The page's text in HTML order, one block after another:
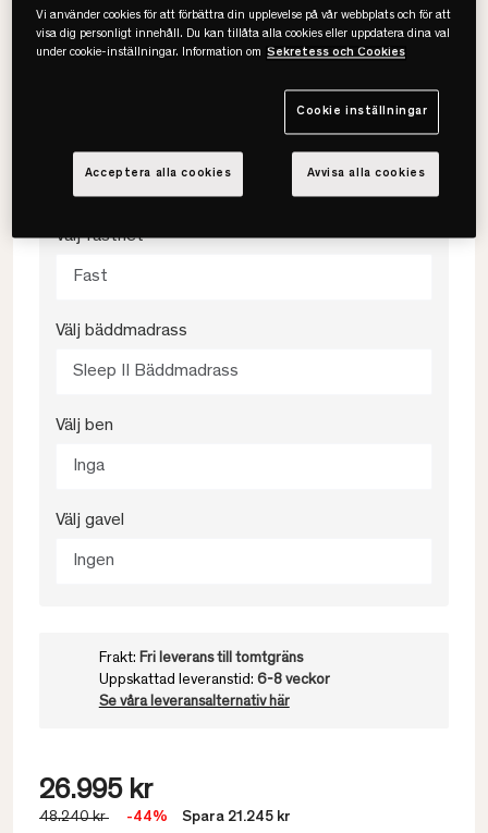
Välj storlek
Grey 458
Välj fasthet
Fast
Välj bäddmadrass
Sleep II Bäddmadrass
Välj ben
Inga
Välj gavel
Ingen
Frakt: Fri leverans till tomtgräns
Uppskattad leveranstid: 6-8 veckor
Se våra leveransalternativ här
26.995 kr
48.240 kr -44% Spara 21.245 kr
Vi använder cookies för att förbättra din upplevelse på vår webbplats och för att
visa dig personligt innehåll. Du kan tillåta alla cookies eller uppdatera dina val
under cookie-inställningar. Information om Sekretess och Cookies
Cookie inställningar
Avvisa alla cookies
Acceptera alla cookies